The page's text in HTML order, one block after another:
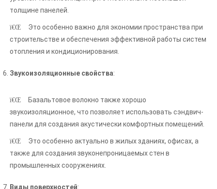
толщине панелей.
Это особенно важно для экономии пространства при
строительстве и обеспечения эффективной работы систем
отопления и кондиционирования.
Звукоизоляционные свойства:
Базальтовое волокно также хорошо
звукоизоляционное, что позволяет использовать сэндвич-
панели для создания акустически комфортных помещений.
Это особенно актуально в жилых зданиях, офисах, а
также для создания звуконепроницаемых стен в
промышленных сооружениях.
Виды поверхностей: